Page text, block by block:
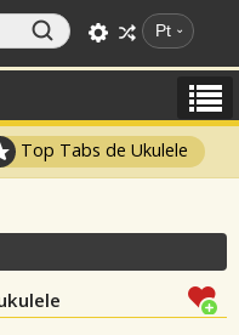
Pt
Top Tabs de Ukulele